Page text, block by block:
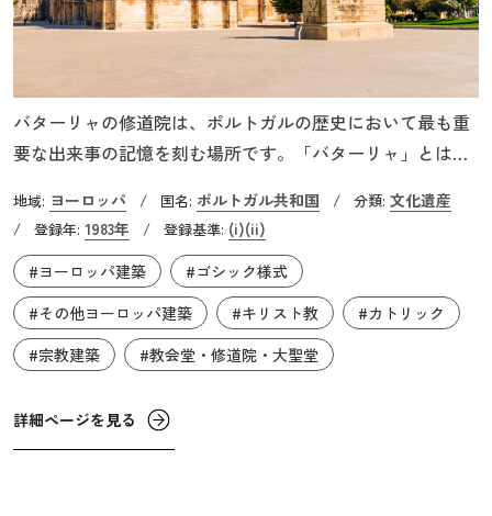
バターリャの修道院は、ポルトガルの歴史において最も重
要な出来事の記憶を刻む場所です。「バターリャ」とは
てきた大国カスティーリャ王国軍に、ジョアン１世率いる
ポルトガル軍は奇跡的に勝利し、危機にあった国の独立を
守りました。ジョアン１世は、戦いに赴く前に聖母マリア
に戦勝祈願の祈祷をしたので、この度の勝利は聖母マリア
のおかげだと感謝しました。そこで、これを記念して戦場
の近くに建設されることになったのが、バターリャの修道
ア修道院」という正式名をもちます。着工されたのは1388
地域: ヨーロッパ / 国名: ポルトガル共和国 / 分類: 文化遺産
/ 登録年: 1983年 / 登録基準: (i)(ii)
#ヨーロッパ建築
#ゴシック様式
#その他ヨーロッパ建築
#キリスト教
#カトリック
#宗教建築
#教会堂・修道院・大聖堂
詳細ページを見る